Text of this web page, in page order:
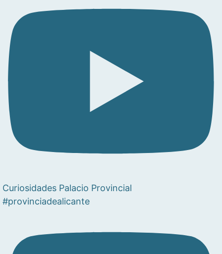
Curiosidades Palacio Provincial
#provinciadealicante